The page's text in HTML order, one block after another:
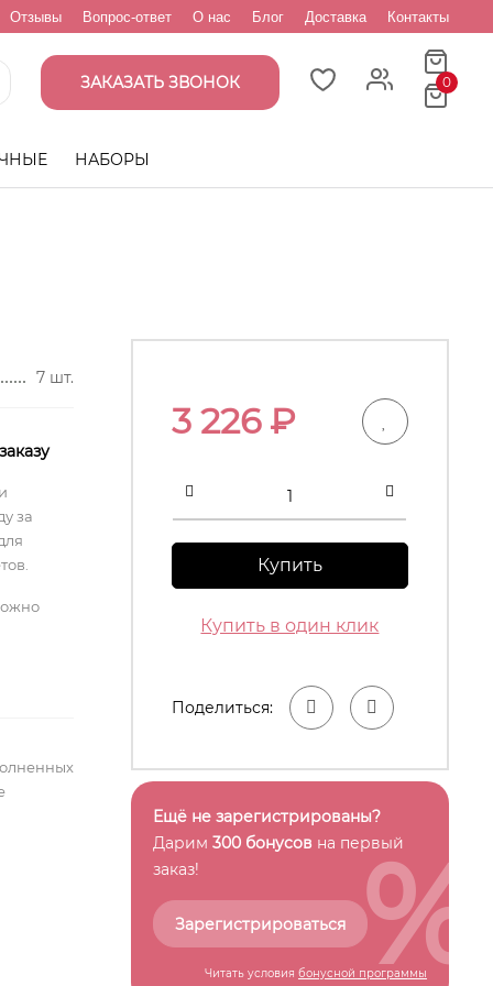
Отзывы Вопрос-ответ О нас Блог Доставка Контакты
ЗАКАЗАТЬ ЗВОНОК 0
НАБОРЫ
7 шт.
за
3 226₽
Купить
Купить в один клик
Поделиться:
Ещё не зарегистрированы?
Дарим 300 бонусов на первый
заказ!
Зарегистрироваться
Читать условия бонусной программы
%